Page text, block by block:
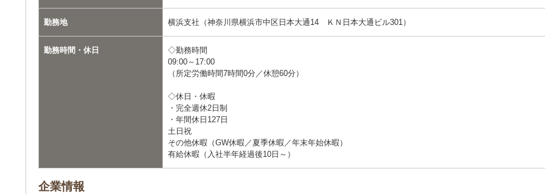
勤務地 横浜支社（神奈川県横浜市中区日本大通14 ＫＮ日本大通ビル301）
勤務時間・休日
◇勤務時間
09:00～17:00
（所定労働時間7時間0分／休憩60分）
◇休日・休暇
・完全週休2日制
・年間休日127日
土日祝
その他休暇（GW休暇／夏季休暇／年末年始休暇）
有給休暇（入社半年経過後10日～）
企業情報